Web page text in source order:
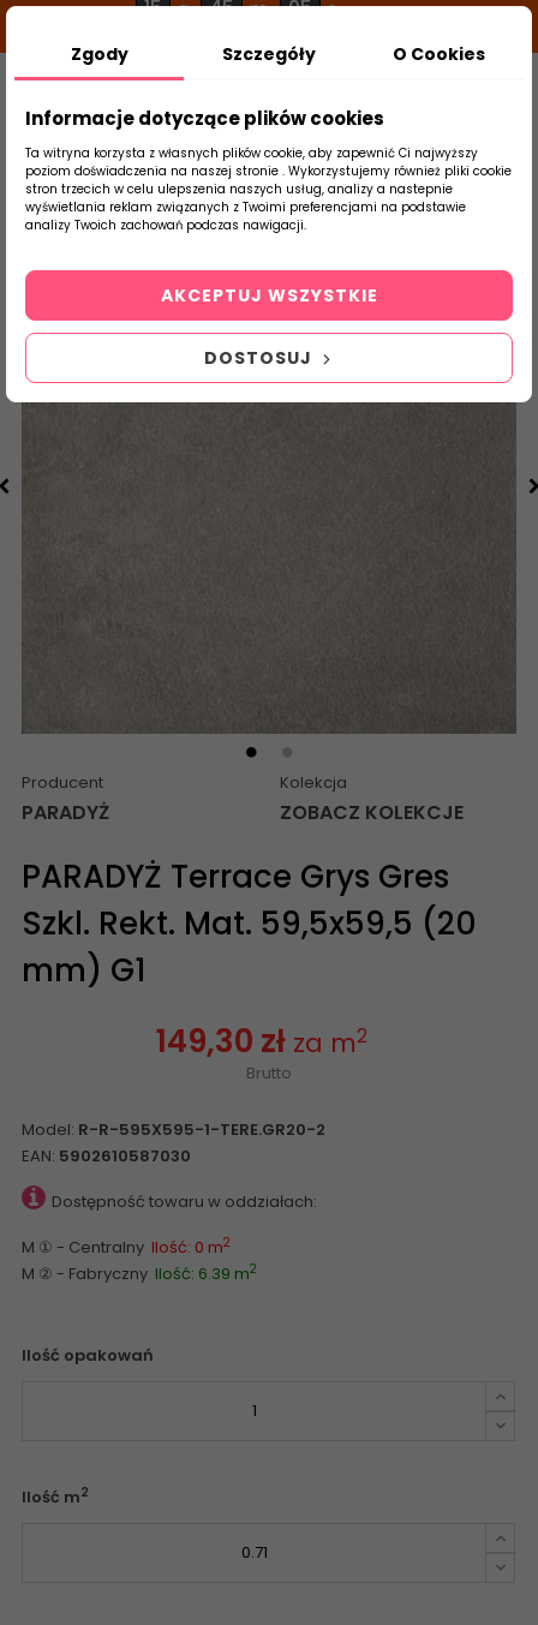
15 g 45 m 04 s
Szukaj
produktu
Strona Główna Salon / Taras Paradyż
Producent
PARADYŻ
Kolekcja
ZOBACZ KOLEKCJE
PARADYŻ Terrace Grys Gres
Szkl. Rekt. Mat. 59,5x59,5 (20
mm) G1
149,30 zł za m2
Brutto
Model: R-R-595X595-1-TERE.GR20-2
EAN: 5902610587030
Dostępność towaru w oddziałach:
M ① - Centralny Ilość: 0 m2
M ② - Fabryczny Ilość: 6.39 m2
Ilość opakowań
Ilość m2
Zgody Szczegóły O Cookies
Informacje dotyczące plików cookies
Ta witryna korzysta z własnych plików cookie, aby zapewnić Ci najwyższy
poziom doświadczenia na naszej stronie . Wykorzystujemy również pliki cookie
stron trzecich w celu ulepszenia naszych usług, analizy a nastepnie
wyświetlania reklam związanych z Twoimi preferencjami na podstawie
analizy Twoich zachowań podczas nawigacji.
DOSTOSUJ
AKCEPTUJ WSZYSTKIE